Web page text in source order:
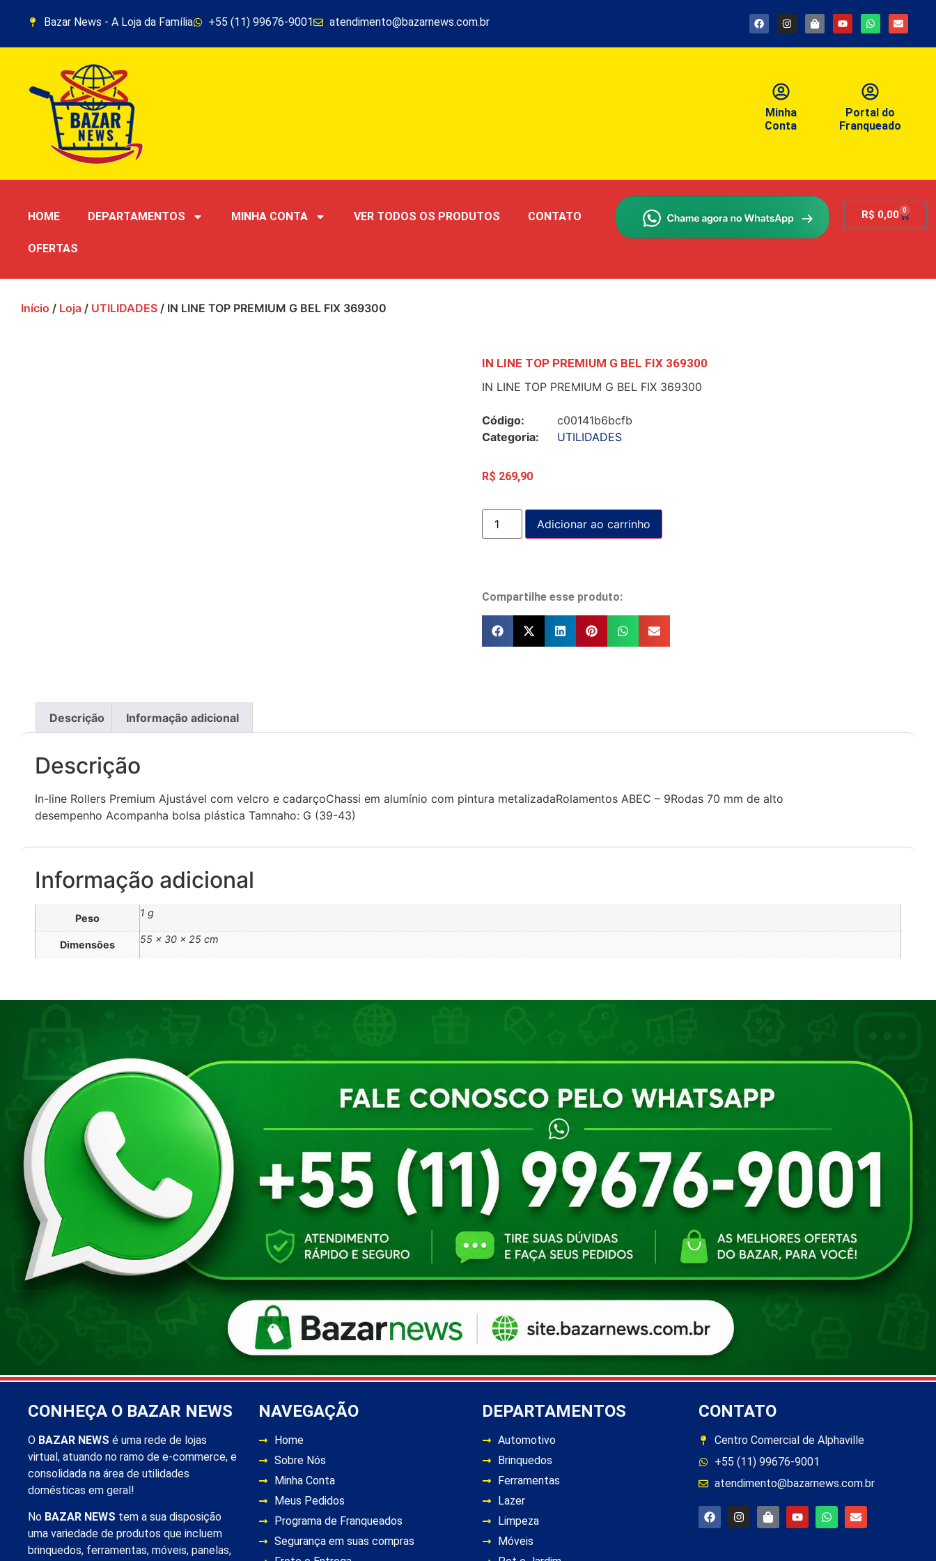
Bazar News - A Loja da Família +55 (11) 99676-9001 atendimento@bazarnews.com.br
Minha
Conta
Portal do
Franqueado
HOME DEPARTAMENTOS MINHA CONTA VER TODOS OS PRODUTOS CONTATO
OFERTAS
R$ 0,00 0
Início / Loja / UTILIDADES / IN LINE TOP PREMIUM G BEL FIX 369300
IN LINE TOP PREMIUM G BEL FIX 369300
IN LINE TOP PREMIUM G BEL FIX 369300
Código:
c00141b6bcfb
Categoria:
UTILIDADES
R$ 269,90
Adicionar ao carrinho
Compartilhe esse produto:
Descrição Informação adicional
Descrição
In-line Rollers Premium Ajustável com velcro e cadarçoChassi em alumínio com pintura metalizadaRolamentos ABEC – 9Rodas 70 mm de alto
desempenho Acompanha bolsa plástica Tamnaho: G (39-43)
Informação adicional
Peso 1 g
Dimensões 55 × 30 × 25 cm
CONHEÇA O BAZAR NEWS
O BAZAR NEWS é uma rede de lojas
virtual, atuando no ramo de e-commerce, e
consolidada na área de utilidades
domésticas em geral!
No BAZAR NEWS tem a sua disposição
uma variedade de produtos que incluem
brinquedos, ferramentas, móveis, panelas,
NAVEGAÇÃO
Home
Sobre Nós
Minha Conta
Meus Pedidos
Programa de Franqueados
Segurança em suas compras
DEPARTAMENTOS
Automotivo
Brinquedos
Ferramentas
Lazer
Limpeza
Móveis
CONTATO
Centro Comercial de Alphaville
+55 (11) 99676-9001
atendimento@bazarnews.com.br